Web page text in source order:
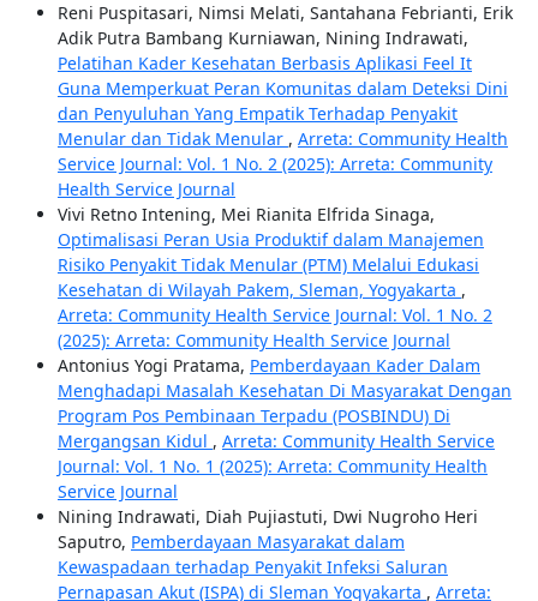
Reni Puspitasari, Nimsi Melati, Santahana Febrianti, Erik
Adik Putra Bambang Kurniawan, Nining Indrawati,
Pelatihan Kader Kesehatan Berbasis Aplikasi Feel It
Guna Memperkuat Peran Komunitas dalam Deteksi Dini
dan Penyuluhan Yang Empatik Terhadap Penyakit
Menular dan Tidak Menular , Arreta: Community Health
Service Journal: Vol. 1 No. 2 (2025): Arreta: Community
Health Service Journal
Vivi Retno Intening, Mei Rianita Elfrida Sinaga,
Optimalisasi Peran Usia Produktif dalam Manajemen
Risiko Penyakit Tidak Menular (PTM) Melalui Edukasi
Kesehatan di Wilayah Pakem, Sleman, Yogyakarta ,
Arreta: Community Health Service Journal: Vol. 1 No. 2
(2025): Arreta: Community Health Service Journal
Antonius Yogi Pratama, Pemberdayaan Kader Dalam
Menghadapi Masalah Kesehatan Di Masyarakat Dengan
Program Pos Pembinaan Terpadu (POSBINDU) Di
Mergangsan Kidul , Arreta: Community Health Service
Journal: Vol. 1 No. 1 (2025): Arreta: Community Health
Service Journal
Nining Indrawati, Diah Pujiastuti, Dwi Nugroho Heri
Saputro, Pemberdayaan Masyarakat dalam
Kewaspadaan terhadap Penyakit Infeksi Saluran
Pernapasan Akut (ISPA) di Sleman Yogyakarta , Arreta: